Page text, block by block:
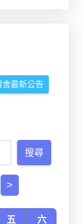
舍最新公告
搜尋
>
五 六